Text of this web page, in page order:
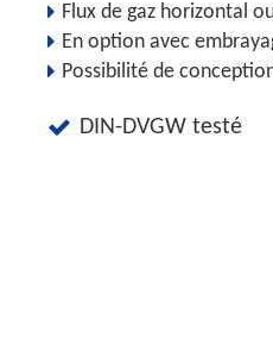
Flux de gaz horizontal
En option avec
Possibilité de
DIN-DVGW testé